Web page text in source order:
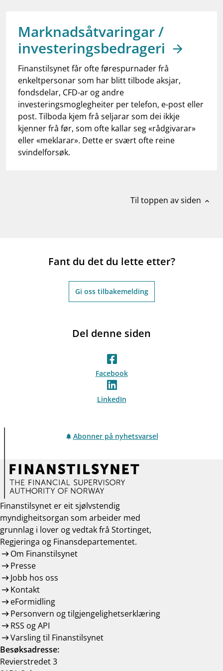
dashboardInformasjon for investorer
notifications_noneAbonner på nyhetsvarsel
Marknadsåtvaringar /
investeringsbedrageri
Finanstilsynet får ofte førespurnader frå
enkeltpersonar som har blitt tilbode aksjar,
fondsdelar, CFD-ar og andre
investeringsmoglegheiter per telefon, e-post eller
post. Tilboda kjem frå seljarar som dei ikkje
kjenner frå før, som ofte kallar seg «rådgivarar»
eller «meklarar». Dette er svært ofte reine
svindelforsøk.
Til toppen av siden expand_less
Fant du det du lette etter?
Gi oss tilbakemelding
Del denne siden
Facebook
LinkedIn
Abonner på nyhetsvarsel
Finanstilsynet er eit sjølvstendig
myndigheitsorgan som arbeider med
grunnlag i lover og vedtak frå Stortinget,
Regjeringa og Finansdepartementet.
Om Finanstilsynet
Presse
Jobb hos oss
Kontakt
eFormidling
Personvern og tilgjengelighetserklæring
RSS og API
Varsling til Finanstilsynet
Besøksadresse:
Revierstredet 3